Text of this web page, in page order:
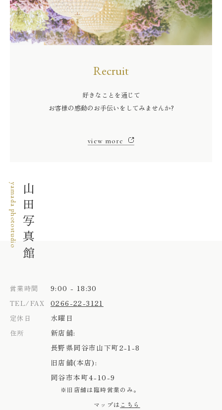
Recruit
好きなことを通じて
お客様の感動のお手伝いをしてみませんか?
view more
山田写真館
yamada photostudio
営業時間 9:00 - 18:30
TEL/FAX 0266-22-3121
定休日 水曜日
住所
新店舗:
長野県岡谷市山下町2-1-8
旧店舗(本店):
岡谷市本町4-10-9
※旧店舗は臨時営業のみ。
マップは こちら